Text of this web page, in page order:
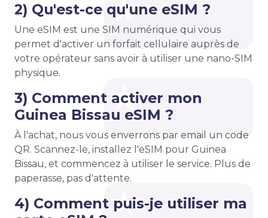
2) Qu'est-ce qu'une eSIM ?
Une eSIM est une SIM numérique qui vous
permet d'activer un forfait cellulaire auprès de
votre opérateur sans avoir à utiliser une nano-SIM
physique.
3) Comment activer mon
Guinea Bissau eSIM ?
À l'achat, nous vous enverrons par email un code
QR. Scannez-le, installez l'eSIM pour Guinea
Bissau, et commencez à utiliser le service. Plus de
paperasse, pas d'attente.
4) Comment puis-je utiliser ma